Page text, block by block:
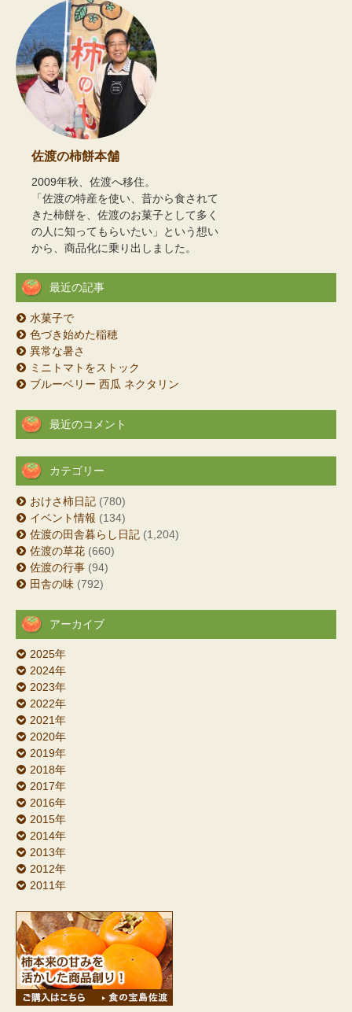
佐渡の柿餅本舗
2009年秋、佐渡へ移住。
「佐渡の特産を使い、昔から食されて
きた柿餅を、佐渡のお菓子として多く
の人に知ってもらいたい」という想い
から、商品化に乗り出しました。
最近の記事
水菓子で
色づき始めた稲穂
異常な暑さ
ミニトマトをストック
ブルーベリー 西瓜 ネクタリン
最近のコメント
カテゴリー
おけさ柿日記 (780)
イベント情報 (134)
佐渡の田舎暮らし日記 (1,204)
佐渡の草花 (660)
佐渡の行事 (94)
田舎の味 (792)
アーカイブ
2025年
2024年
2023年
2022年
2021年
2020年
2019年
2018年
2017年
2016年
2015年
2014年
2013年
2012年
2011年